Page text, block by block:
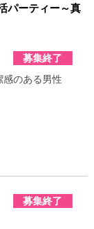
パーティー～真
募集終了
感のある男性
募集終了